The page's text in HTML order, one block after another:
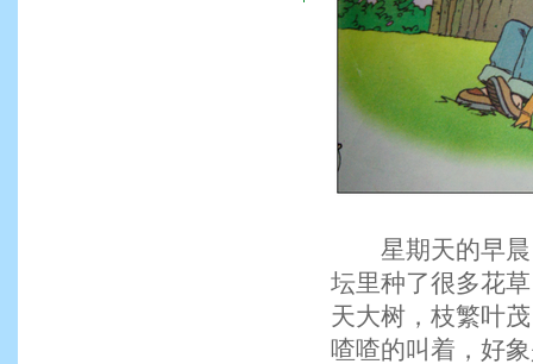
星期天的早晨
坛里种了很多花
天大树，枝繁叶
喳喳的叫着，好